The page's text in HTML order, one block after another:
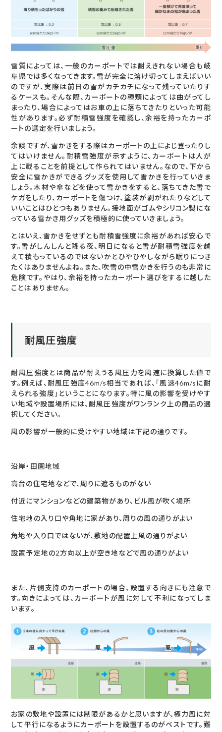
雪質によっては、一般のカーポートでは耐えきれない場合も岐
阜県では多くなってきます。雪が完全に溶け切ってしまえばいい
のですが、実際は前日の雪がカチカチになって残っていたりす
るケースも。そんな際、カーポートの種類によっては曲がってし
まったり、場合によってはお車の上に落ちてきたりといった可能
性があります。必ず耐積雪強度を確認し、余裕を持ったカーポ
ートの選定を行いましょう。
余談ですが、雪かきをする際はカーポートの上によじ登ったりし
てはいけません。耐積雪強度が示すように、カーポートは人が
上に載ることを前提として作られてはいません。なので、下から
安全に雪かきができるグッズを使用して雪かきを行っていきま
しょう。木材や傘などを使って雪かきをすると、落ちてきた雪で
ケガをしたり、カーポートを傷つけ、塗装が剥がれたりなどして
いいことはひとつもありません。接地面がゴムやシリコン製にな
っている雪かき用グッズを積極的に使っていきましょう。
とはいえ、雪かきをせずとも耐積雪強度に余裕があれば安心で
す。雪がしんしんと降る夜、明日になると雪が耐積雪強度を越
えて積もっているのではないかとひやひやしながら眠りにつき
たくはありませんよね。また、吹雪の中雪かきを行うのも非常に
危険です。やはり、余裕を持ったカーポート選びをするに越した
ことはありません。
耐風圧強度
耐風圧強度とは商品が耐えうる風圧力を風速に換算した値で
す。例えば、耐風圧強度46m/s相当であれば、「風速46m/sに耐
えられる強度」ということになります。特に風の影響を受けやす
い地域や設置場所には、耐風圧強度がワンランク上の商品の選
択してください。
風の影響が一般的に受けやすい地域は下記の通りです。
沿岸・田園地域
高台の住宅地などで、周りに遮るものがない
付近にマンションなどの建築物があり、ビル風が吹く場所
住宅地の入り口や角地に家があり、周りの風の通りがよい
角地や入り口ではないが、敷地の配置上風の通りがよい
設置予定地の2方向以上が空き地などで風の通りがよい
また、片側支持のカーポートの場合、設置する向きにも注意で
す。向きによっては、カーポートが風に対して不利になってしま
います。
お家の敷地や設置には制限があるかと思いますが、極力風に対
して平行になるようにカーポートを設置するのがベストです。難